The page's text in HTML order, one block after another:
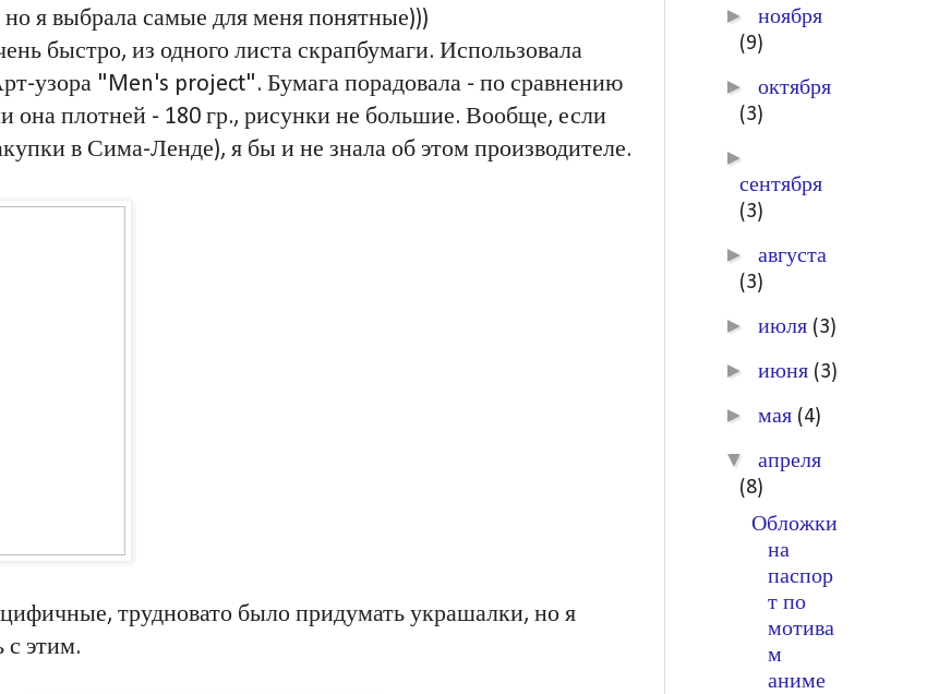
я выбрала самые для меня понятные)))
быстро, из одного листа скрапбумаги. Использовала
узора "Men's project". Бумага порадовала - по сравнению
она плотней - 180 гр., рисунки не большие. Вообще, если
в Сима-Ленде), я бы и не знала об этом производителе.
трудновато было придумать украшалки, но я
с этим.
► ноября
(9)
► октября
(3)
►
сентября
(3)
► августа
(3)
► июля (3)
► июня (3)
► мая (4)
▼ апреля
(8)
Обложки
на
паспор
т по
мотива
м
аниме